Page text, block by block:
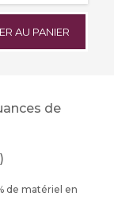
AU PANIER
de
de matériel en